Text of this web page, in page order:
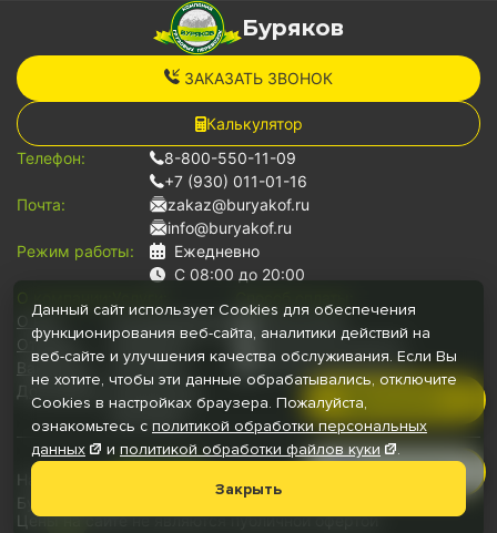
Буряков
ЗАКАЗАТЬ ЗВОНОК
Калькулятор
Телефон:
8-800-550-11-09
+7 (930) 011-01-16
Почта:
zakaz@buryakof.ru
info@buryakof.ru
Режим работы:
Ежедневно
С 08:00 до 20:00
О компании:
О нас
Отзывы
Вакансии
Документы
Грузоперевозки
Переезды
Грузчики
Для юр.лиц
Автопарк
Наличными
Банковской картой
Безналичный расчет
Буряков © 2026
Цены на сайте не являются публичной офертой
Наши медиа:
Данный сайт использует Cookies для обеспечения
функционирования веб-сайта, аналитики действий на
веб-сайте и улучшения качества обслуживания. Если Вы
не хотите, чтобы эти данные обрабатывались, отключите
Cookies в настройках браузера. Пожалуйста,
ознакомьтесь с политикой обработки персональных
данных
и политикой обработки файловкуки .
Закрыть